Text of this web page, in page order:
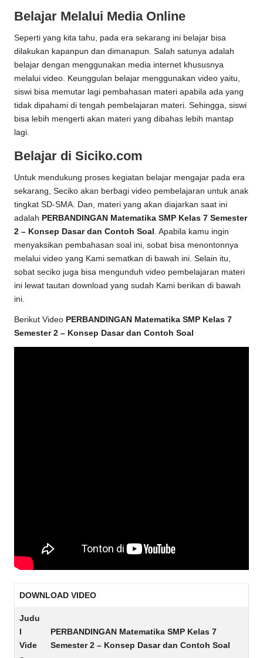
Belajar Melalui Media Online
Seperti yang kita tahu, pada era sekarang ini belajar bisa
dilakukan kapanpun dan dimanapun. Salah satunya adalah
belajar dengan menggunakan media internet khususnya
melalui video. Keunggulan belajar menggunakan video yaitu,
siswi bisa memutar lagi pembahasan materi apabila ada yang
tidak dipahami di tengah pembelajaran materi. Sehingga, siswi
bisa lebih mengerti akan materi yang dibahas lebih mantap
lagi.
Belajar di Siciko.com
Untuk mendukung proses kegiatan belajar mengajar pada era
sekarang, Seciko akan berbagi video pembelajaran untuk anak
tingkat SD-SMA. Dan, materi yang akan diajarkan saat ini
adalah PERBANDINGAN Matematika SMP Kelas 7 Semester
2 – Konsep Dasar dan Contoh Soal . Apabila kamu ingin
menyaksikan pembahasan soal ini, sobat bisa menontonnya
melalui video yang Kami sematkan di bawah ini. Selain itu,
sobat seciko juga bisa mengunduh video pembelajaran materi
ini lewat tautan download yang sudah Kami berikan di bawah
ini.
Berikut Video PERBANDINGAN Matematika SMP Kelas 7
Semester 2 – Konsep Dasar dan Contoh Soal
DOWNLOAD VIDEO
Judu
Vide
PERBANDINGAN Matematika SMP Kelas 7
Semester 2 – Konsep Dasar dan Contoh Soal